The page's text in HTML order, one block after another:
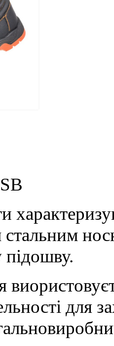
підошву.
для